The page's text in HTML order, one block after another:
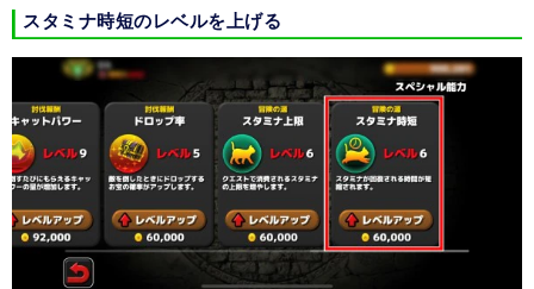
スタミナ時短のレベルを上げる